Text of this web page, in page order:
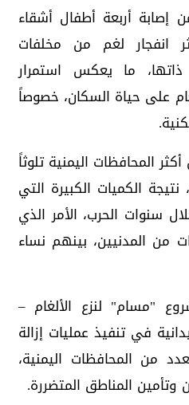
إصابة أربعة أطفال أشقاء
انفجار لغم من مخلفات
ذاتها، ما يعكس استمرار
على حياة السكان، خصوصاً
المحافظات اليمنية تلوثاً
نتيجة الكميات الكبيرة التي
سنوات الحرب، الأمر الذي
من المدنيين، بينهم نساء
"مسام" لنزع الألغام –
في تنفيذ عمليات إزالة
من المحافظات اليمنية،
المناطق المتضررة.